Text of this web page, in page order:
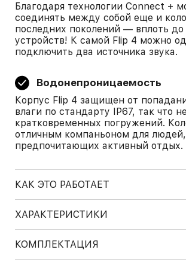
Благодаря технологии Connect +
соединять между собой еще и
последних поколений — вплоть до
устройств! К самой Flip 4 можно
подключить два источника звука.
Водонепроницаемость
Корпус Flip 4 защищен от
влаги по стандарту IP67, так что
кратковременных погружений.
отличным компаньоном для людей,
предпочитающих активный отдых.
КАК ЭТО РАБОТАЕТ
ХАРАКТЕРИСТИКИ
КОМПЛЕКТАЦИЯ